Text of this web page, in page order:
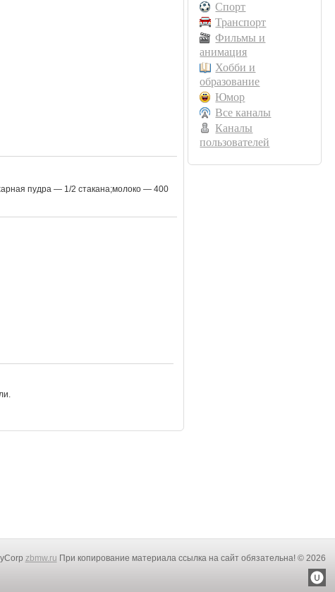
пудра — 1/2 стакана;молоко — 400
Спорт
Транспорт
Фильмы и
анимация
Хобби и
образование
Юмор
Все каналы
Каналы
пользователей
zbmw.ru При копирование материала ссылка на сайт обязательна! © 2026